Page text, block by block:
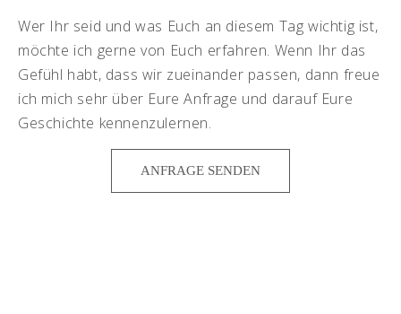
Wer Ihr seid und was Euch an diesem Tag wichtig ist,
möchte ich gerne von Euch erfahren. Wenn Ihr das
Gefühl habt, dass wir zueinander passen, dann freue
ich mich sehr über Eure Anfrage und darauf Eure
Geschichte kennenzulernen.
ANFRAGE SENDEN